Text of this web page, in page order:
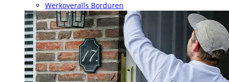
Werkoveralls Borduren